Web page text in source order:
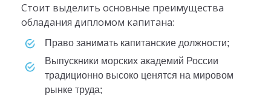
Стоит выделить основные преимущества
обладания дипломом капитана:
Право занимать капитанские должности;
Выпускники морских академий России
традиционно высоко ценятся на мировом
рынке труда;